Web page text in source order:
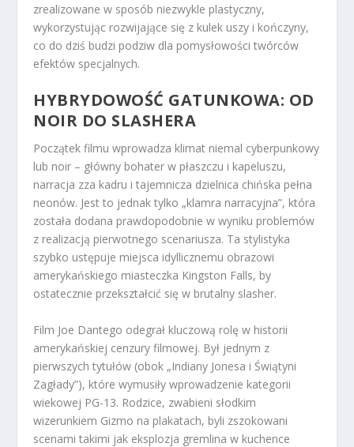
zrealizowane w sposób niezwykle plastyczny,
wykorzystując rozwijające się z kulek uszy i kończyny,
co do dziś budzi podziw dla pomysłowości twórców
efektów specjalnych.
HYBRYDOWOŚĆ GATUNKOWA: OD
NOIR DO SLASHERA
Początek filmu wprowadza klimat niemal cyberpunkowy
lub noir – główny bohater w płaszczu i kapeluszu,
narracja zza kadru i tajemnicza dzielnica chińska pełna
neonów. Jest to jednak tylko „klamra narracyjna”, która
została dodana prawdopodobnie w wyniku problemów
z realizacją pierwotnego scenariusza. Ta stylistyka
szybko ustępuje miejsca idyllicznemu obrazowi
amerykańskiego miasteczka Kingston Falls, by
ostatecznie przekształcić się w brutalny slasher.
Film Joe Dantego odegrał kluczową rolę w historii
amerykańskiej cenzury filmowej. Był jednym z
pierwszych tytułów (obok „Indiany Jonesa i Świątyni
Zagłady”), które wymusiły wprowadzenie kategorii
wiekowej PG-13. Rodzice, zwabieni słodkim
wizerunkiem Gizmo na plakatach, byli zszokowani
scenami takimi jak eksplozja gremlina w kuchence